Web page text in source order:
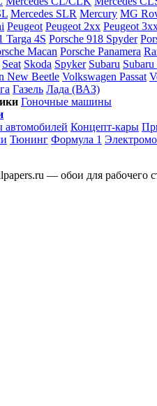
Mercedes SLR Mercury MG
Peugeot Peugeot 2xx Peugeot
Targa 4S Porsche 918 Spyder
Macan Porsche Panamera
Seat Skoda Spyker Subaru Subaru
New Beetle Volkswagen Passat
Газель Лада (ВАЗ)
Гоночные машины
автомобилей Концепт-кары
Тюнинг Формула 1
— обои для рабочего